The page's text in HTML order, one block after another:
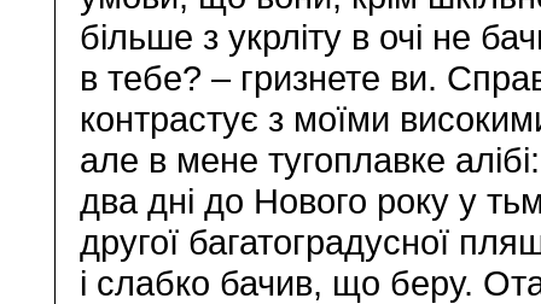
більше з укрліту в очі не
в тебе? – гризнете ви.
контрастує з моїми
але в мене тугоплавке
два дні до Нового року у
другої багатоградусної
і слабко бачив, що беру.